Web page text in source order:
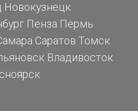
Новокузнецк
Пенза Пермь
Саратов Томск
Владивосток